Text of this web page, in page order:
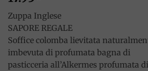
Zuppa Inglese
SAPORE REGALE
Soffice colomba lievitata
imbevuta di profumata bagna di
pasticceria all’Alkermes profumata di